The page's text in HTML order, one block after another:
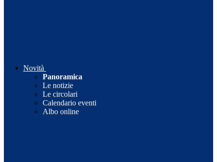
Novità
Panoramica
Le notizie
Le circolari
Calendario eventi
Albo online